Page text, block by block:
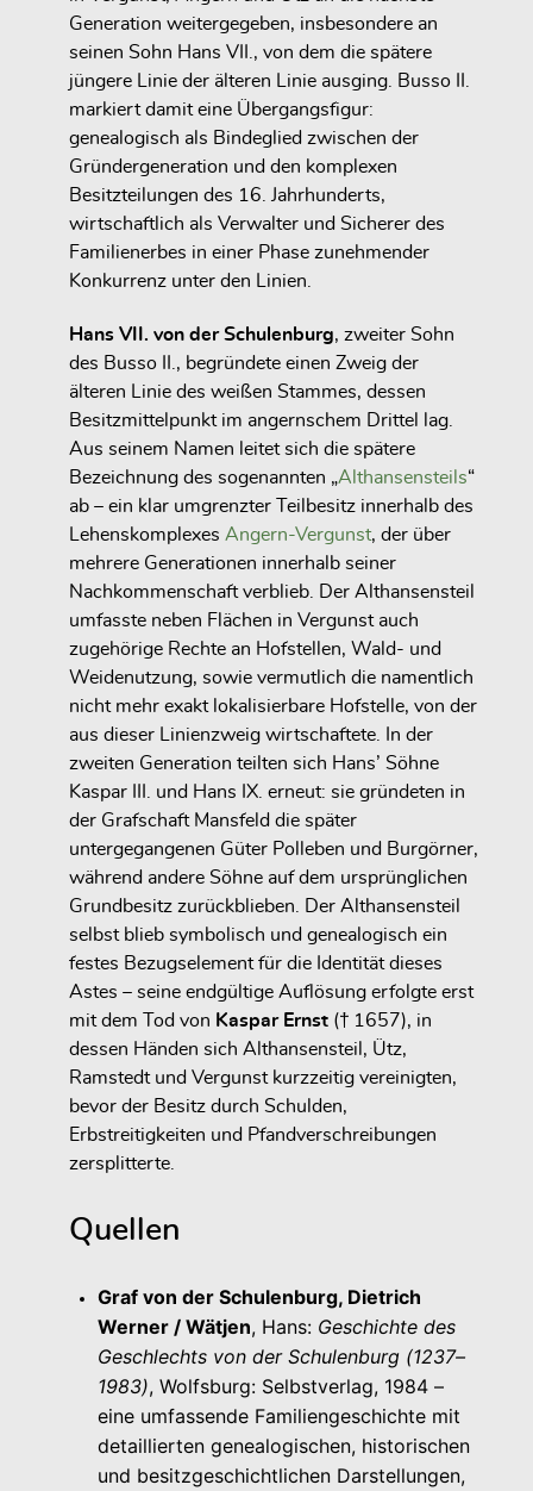
Generation weitergegeben, insbesondere an
seinen Sohn Hans VII. , von dem die spätere
jüngere Linie der älteren Linie ausging. Busso II.
markiert damit eine Übergangsfigur:
genealogisch als Bindeglied zwischen der
Gründergeneration und den komplexen
Besitzteilungen des 16. Jahrhunderts,
wirtschaftlich als Verwalter und Sicherer des
Familienerbes in einer Phase zunehmender
Konkurrenz unter den Linien.
Hans VII. von der Schulenburg, zweiter Sohn
des Busso II., begründete einen Zweig der
älteren Linie des weißen Stammes, dessen
Besitzmittelpunkt im angernschem Drittel
lag.
Aus seinem Namen leitet sich die spätere
Bezeichnung des sogenannten „Althansensteils“
ab – ein klar umgrenzter Teilbesitz innerhalb des
Lehenskomplexes Angern-Vergunst, der über
mehrere Generationen innerhalb seiner
Nachkommenschaft verblieb. Der Althansensteil
umfasste neben Flächen in Vergunst auch
zugehörige Rechte an Hofstellen, Wald- und
Weidenutzung, sowie vermutlich die namentlich
nicht mehr exakt lokalisierbare Hofstelle, von der
aus dieser Linienzweig wirtschaftete. In der
zweiten Generation teilten sich Hans’ Söhne
Kaspar III. und Hans IX. erneut: sie gründeten in
der Grafschaft Mansfeld die später
untergegangenen Güter Polleben und Burgörner,
während andere Söhne auf dem ursprünglichen
Grundbesitz zurückblieben. Der Althansensteil
selbst blieb symbolisch und genealogisch ein
festes Bezugselement für die Identität dieses
Astes – seine endgültige Auflösung erfolgte erst
mit dem Tod von Kaspar Ernst († 1657), in
dessen Händen sich Althansensteil, Ütz,
Ramstedt und Vergunst kurzzeitig vereinigten,
bevor der Besitz durch Schulden,
Erbstreitigkeiten und Pfandverschreibungen
zersplitterte.
Quellen
Graf von der Schulenburg, Dietrich
Werner / Wätjen, Hans: Geschichte des
Geschlechts von der Schulenburg (1237–
1983), Wolfsburg: Selbstverlag, 1984 –
eine umfassende Familiengeschichte mit
detaillierten genealogischen, historischen
und besitzgeschichtlichen Darstellungen,